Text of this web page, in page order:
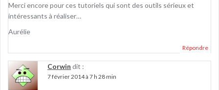
Merci encore pour ces tutoriels qui sont des outils sérieux et
intéressants à réaliser…
Aurélie
Répondre
Corwin dit :
7 février 2014 à 7 h 28 min